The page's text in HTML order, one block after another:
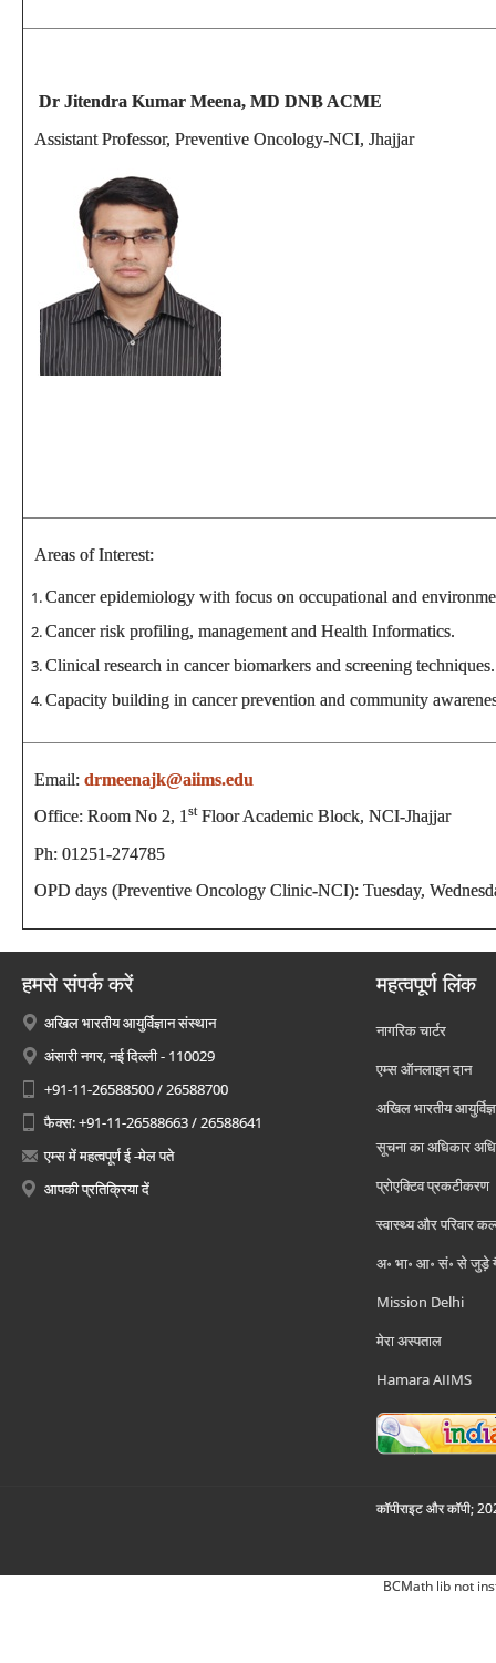
Dr Jitendra Kumar Meena, MD DNB ACME
Assistant Professor, Preventive Oncology-NCI, Jhajjar
Areas of Interest:
Cancer epidemiology with focus on occupational and
Cancer risk profiling, management and Health Informatics.
Clinical research in cancer biomarkers and screening techniques.
Capacity building in cancer prevention and community
Email: drmeenajk@aiims.edu
Office: Room No 2, 1 stFloor Academic Block, NCI-Jhajjar
Ph: 01251-274785
OPD days (Preventive Oncology Clinic-NCI): Tuesday,
हमसे संपर्क करें
अखिल भारतीय आयुर्विज्ञान संस्थान
अंसारी नगर, नई दिल्ली - 110029
+91-11-26588500 / 26588700
फैक्स: +91-11-26588663 / 26588641
एम्स में महत्वपूर्ण ई -मेल पते
आपकी प्रतिक्रिया दें
महत्वपूर्ण लिंक
नागरिक चार्टर
एम्स ऑनलाइन दान
अखिल भारतीय
सूचना का अधिकार
प्रोएक्टिव प्रकटीकरण
स्वास्थ्य और परिवार
अ॰ भा॰ आ॰ सं॰ से जुड़े
Mission Delhi
मेरा अस्पताल
Hamara AIIMS
कॉपीराइट और कॉपी;
BCMath lib not